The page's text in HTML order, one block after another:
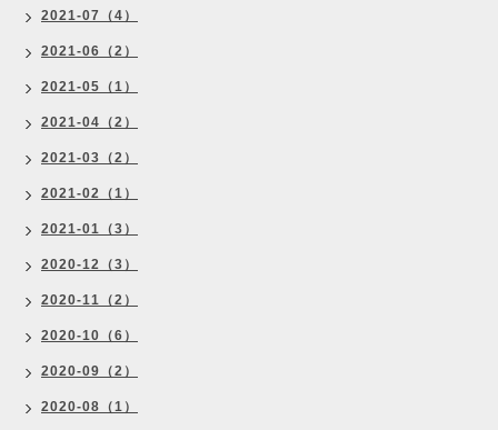
2021-07（4）
2021-06（2）
2021-05（1）
2021-04（2）
2021-03（2）
2021-02（1）
2021-01（3）
2020-12（3）
2020-11（2）
2020-10（6）
2020-09（2）
2020-08（1）